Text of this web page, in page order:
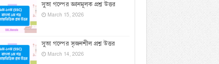
সুভা গল্পের জ্ঞানমূলক প্রশ্ন উত্তর
March 15, 2026
সুভা গল্পের সৃজনশীল প্রশ্ন উত্তর
March 14, 2026